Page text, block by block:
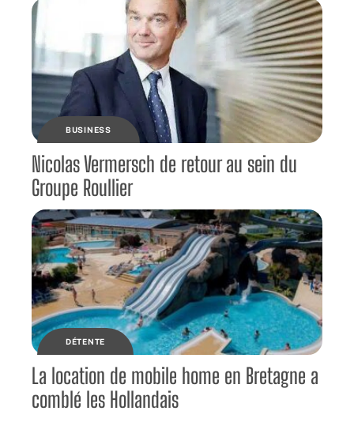
BUSINESS
Nicolas Vermersch de retour au sein du
Groupe Roullier
DÉTENTE
La location de mobile home en Bretagne a
comblé les Hollandais